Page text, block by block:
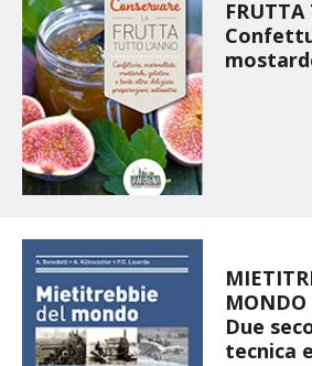
VIGNETO
ALLEVAMENTI
BIODIVERSITÀ
PRODOTTI
FARFALLE DELLA
FRUTTA
MONDO
Due
tecnica